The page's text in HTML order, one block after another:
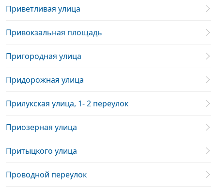
Приветливая улица
Привокзальная площадь
Пригородная улица
Придорожная улица
Прилукская улица, 1- 2 переулок
Приозерная улица
Притыцкого улица
Проводной переулок